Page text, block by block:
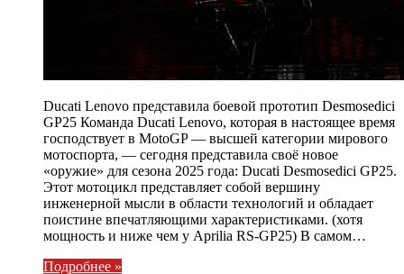
Ducati Lenovo представила боевой прототип Desmosedici
GP25 Команда Ducati Lenovo, которая в настоящее время
господствует в MotoGP — высшей категории мирового
мотоспорта, — сегодня представила своё новое
«оружие» для сезона 2025 года: Ducati Desmosedici GP25.
Этот мотоцикл представляет собой вершину
инженерной мысли в области технологий и обладает
поистине впечатляющими характеристиками. (хотя
мощность и ниже чем у Aprilia RS-GP25) В самом…
Подробнее »